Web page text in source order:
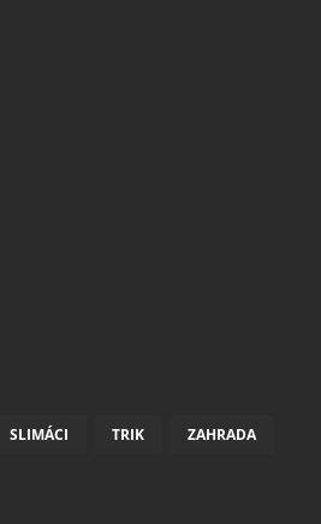
SLIMÁCI TRIK ZAHRADA